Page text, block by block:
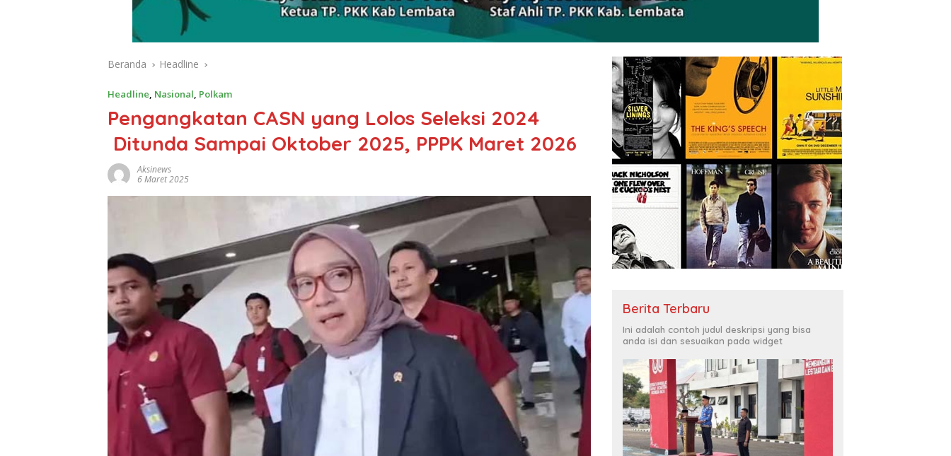
Beranda Headline
Headline, Nasional, Polkam
Pengangkatan CASN yang Lolos Seleksi 2024
Ditunda Sampai Oktober 2025, PPPK Maret 2026
Aksinews
6 Maret 2025
Berita Terbaru
Ini adalah contoh judul deskripsi yang bisa
anda isi dan sesuaikan pada widget